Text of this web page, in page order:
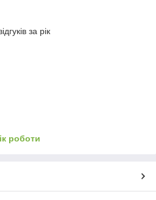
за рік
роботи